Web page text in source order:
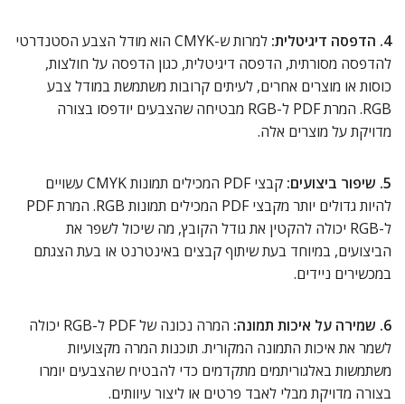
4. הדפסה דיגיטלית:
למרות ש-CMYK הוא מודל הצבע הסטנדרטי
להדפסה מסורתית, הדפסה דיגיטלית, כגון הדפסה על חולצות,
כוסות או מוצרים אחרים, לעיתים קרובות משתמשת במודל צבע
RGB. המרת PDF ל-RGB מבטיחה שהצבעים יודפסו בצורה
מדויקת על מוצרים אלה.
5. שיפור ביצועים:
קבצי PDF המכילים תמונות CMYK עשויים
להיות גדולים יותר מקבצי PDF המכילים תמונות RGB. המרת PDF
ל-RGB יכולה להקטין את גודל הקובץ, מה שיכול לשפר את
הביצועים, במיוחד בעת שיתוף קבצים באינטרנט או בעת הצגתם
במכשירים ניידים.
6. שמירה על איכות תמונה:
המרה נכונה של PDF ל-RGB יכולה
לשמר את איכות התמונה המקורית. תוכנות המרה מקצועיות
משתמשות באלגוריתמים מתקדמים כדי להבטיח שהצבעים יומרו
בצורה מדויקת מבלי לאבד פרטים או ליצור עיוותים.